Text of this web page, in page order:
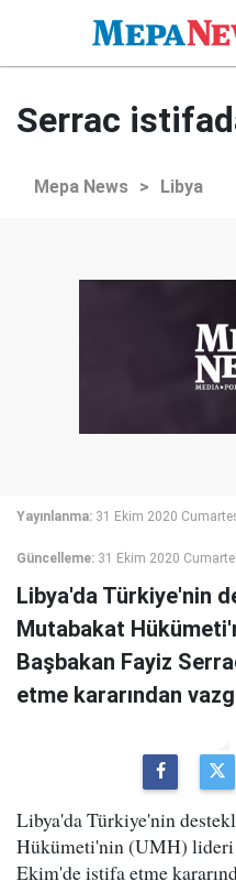
Serrac
Mepa News > Libya
Yayınlanma: 31 Ekim 2020
Güncelleme: 31 Ekim 2020
Libya'da Türkiye'nin
Mutabakat
Başbakan Fayiz
etme kararından
Libya'da Türkiye'nin
Hükümeti'nin (UMH) lideri
Ekim'de istifa etme